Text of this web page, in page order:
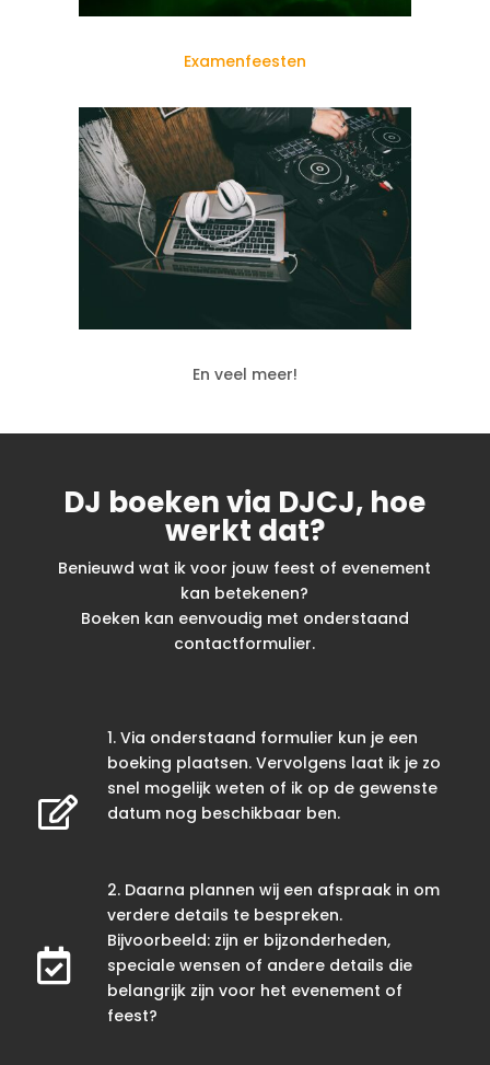
Examenfeesten
En veel meer!
DJ boeken via DJCJ, hoe
werkt dat?
Benieuwd wat ik voor jouw feest of evenement
kan betekenen?
Boeken kan eenvoudig met onderstaand
contactformulier.

1. Via onderstaand formulier kun je een
boeking plaatsen. Vervolgens laat ik je zo
snel mogelijk weten of ik op de gewenste
datum nog beschikbaar ben.

2. Daarna plannen wij een afspraak in om
verdere details te bespreken.
Bijvoorbeeld: zijn er bijzonderheden,
speciale wensen of andere details die
belangrijk zijn voor het evenement of
feest?